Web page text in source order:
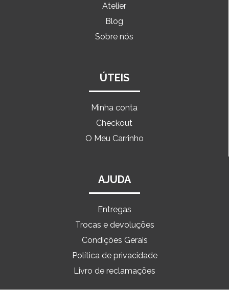
Atelier
Blog
Sobre nós
ÚTEIS
Minha conta
Checkout
O Meu Carrinho
AJUDA
Entregas
Trocas e devoluções
Condições Gerais
Política de privacidade
Livro de reclamações